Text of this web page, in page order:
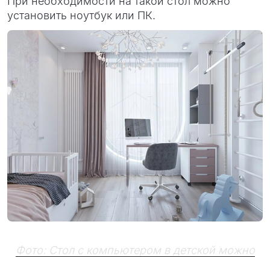
установить ноутбук или ПК.
Фото: Стол с компьютером в детской можно